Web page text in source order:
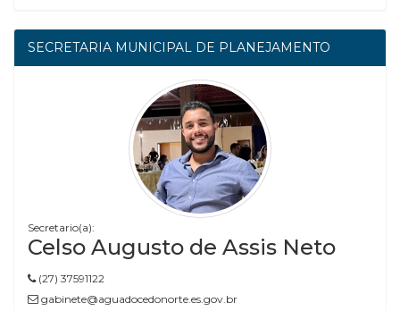
SECRETARIA MUNICIPAL DE PLANEJAMENTO
Secretario(a):
Celso Augusto de Assis Neto
(27) 37591122
gabinete@aguadocedonorte.es.gov.br